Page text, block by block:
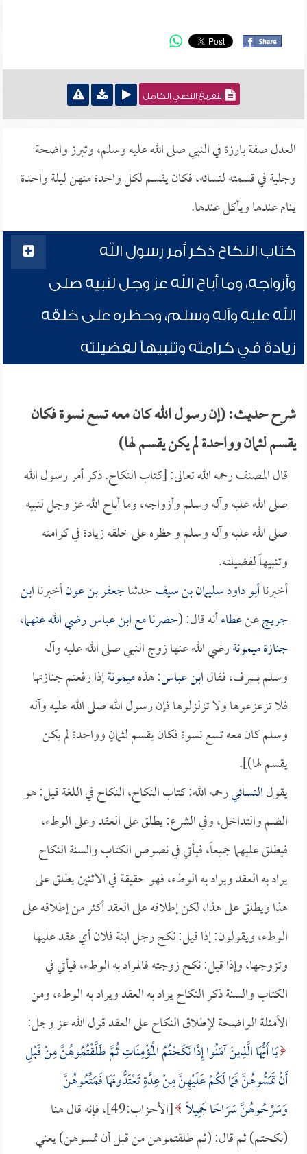
التفريغ النصي الكامل
العدل صفة بارزة في النبي صلى الله عليه وسلم، وتبرز واضحة
وجلية في قسمته لنسائه، فكان يقسم لكل واحدة منهن ليلة واحدة
ينام عندها ويأكل عندها.
كتاب النكاح ذكر أمر رسول الله
وأزواجه، وما أباح الله عز وجل لنبيه صلى
الله عليه وآله وسلم، وحظره على خلقه
زيادة في كرامته وتنبيهاً لفضيلته
شرح حديث: (إن رسول الله كان معه تسع نسوة فكان
يقسم لثمان وواحدة لم يكن يقسم لها)
قال المصنف رحمه الله تعالى: [كتاب النكاح. ذكر أمر رسول الله
صلى الله عليه وآله وسلم وأزواجه، وما أباح الله عز وجل لنبيه
صلى الله عليه وآله وسلم وحظره على خلقه زيادة في كرامته
وتنبيهاً لفضيلته.
أخبرناأبو داود سليمان بن سيفحدثناجعفر بن عونأخبرناابن
جريجعنعطاءأنه قال: (حضرنا معابن عباسرضي الله عنهما،
جنازةميمونةرضي الله عنها زوج النبي صلى الله عليه وآله
وسلم بسرف، فقالابن عباس: هذهميمونةإذا رفعتم جنازتها
فلا تزعزعوها ولا تزلزلوها فإن رسول الله صلى الله عليه وآله
وسلم كان معه تسع نسوة فكان يقسم لثمانٍ وواحدة لم يكن
يقسم لها)].
يقولالنسائيرحمه الله: كتاب النكاح، النكاح في اللغة قيل: هو
الضم والتداخل، وفي الشرع: يطلق على العقد وعلى الوطء،
فيطلق عليهما جميعاً، فيأتي في نصوص الكتاب والسنة النكاح
يراد به العقد ويراد به الوطء، فهو حقيقة في الاثنين يطلق على
هذا ويطلق على هذا، لكن إطلاقه على العقد أكثر من إطلاقه على
الوطء، ويقولون: إذا قيل: نكح رجل ابنة فلان أي عقد عليها
وتزوجها، وإذا قيل: نكح زوجته فالمراد به الوطء، فيأتي في
الكتاب والسنة ذكر النكاح يراد به العقد ويراد به الوطء، ومن
الأمثلة الواضحة لإطلاق النكاح على العقد قول الله عز وجل:
يَا أَيُّهَا الَّذِينَ آمَنُوا إِذَا نَكَحْتُمُ الْمُؤْمِنَاتِ ثُمَّ طَلَّقْتُمُوهُنَّ مِنْ قَبْلِ
أَنْ تَمَسُّوهُنَّ فَمَا لَكُمْ عَلَيْهِنَّ مِنْ عِدَّةٍ تَعْتَدُّونَهَا فَمَتِّعُوهُنَّ
وَسَرِّحُوهُنَّ سَرَاحًا جَمِيلًا
[الأحزاب:49]، فإنه قال هنا
(نكحتم) ثم قال: (ثم طلقتموهن من قبل أن تمسوهن) يعني